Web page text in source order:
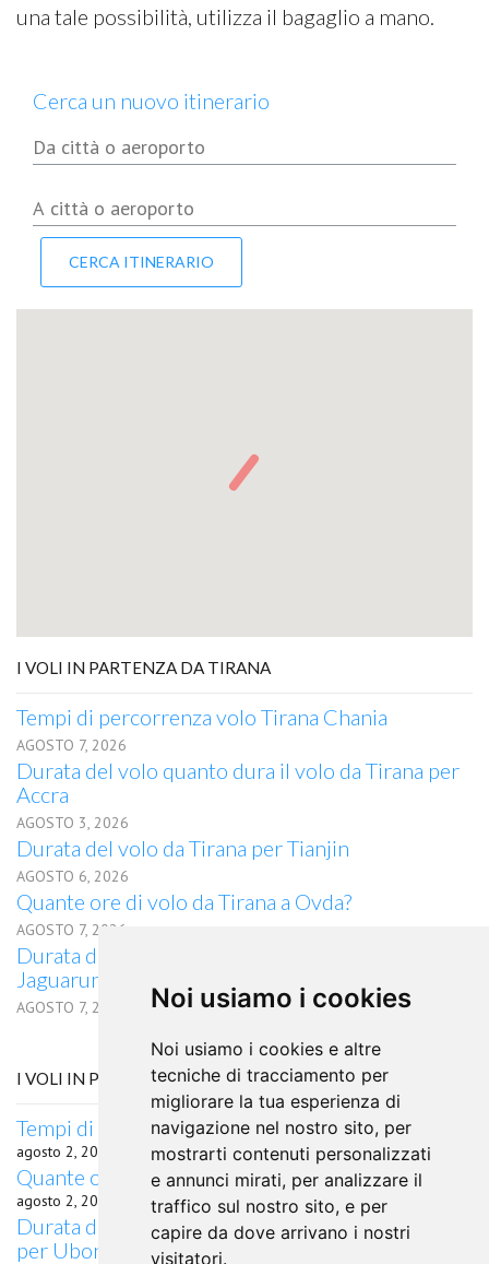
Noi usiamo i cookies
Noi usiamo i cookies e altre
tecniche di tracciamento per
migliorare la tua esperienza di
navigazione nel nostro sito, per
mostrarti contenuti personalizzati
e annunci mirati, per analizzare il
traffico sul nostro sito, e per
capire da dove arrivano i nostri
visitatori.
una tale possibilità, utilizza il bagaglio a mano.
Cerca un nuovo itinerario
I VOLI IN PARTENZA DA TIRANA
Tempi di percorrenza volo Tirana Chania
AGOSTO 7, 2026
Durata del volo quanto dura il volo da Tirana per
Accra
AGOSTO 3, 2026
Durata del volo da Tirana per Tianjin
AGOSTO 6, 2026
Quante ore di volo da Tirana a Ovda?
AGOSTO 7, 2026
Durata del volo quanto dura il volo da Tirana per
Jaguaruna
AGOSTO 7, 2026
I VOLI IN PARTENZA DA SUCEAVA
Tempi di percorrenza volo Suceava Dublino
agosto 2, 2026
Quante ore di volo da Suceava a Kastoria?
agosto 2, 2026
Durata del volo quanto dura il volo da Suceava
per Ubon Ratchathani